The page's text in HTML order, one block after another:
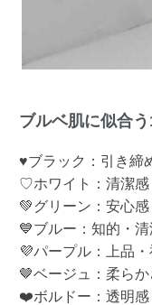
ブルベ肌に似合
♥ブラック：引き締
♡ホワイト：清潔感
💚グリーン：安心
💙ブルー：知的・
💜パープル：上品
🤎ベージュ：柔ら
❤️ボルドー：透明感